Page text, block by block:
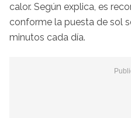
calor. Según explica, es
conforme la puesta de sol
minutos cada día.